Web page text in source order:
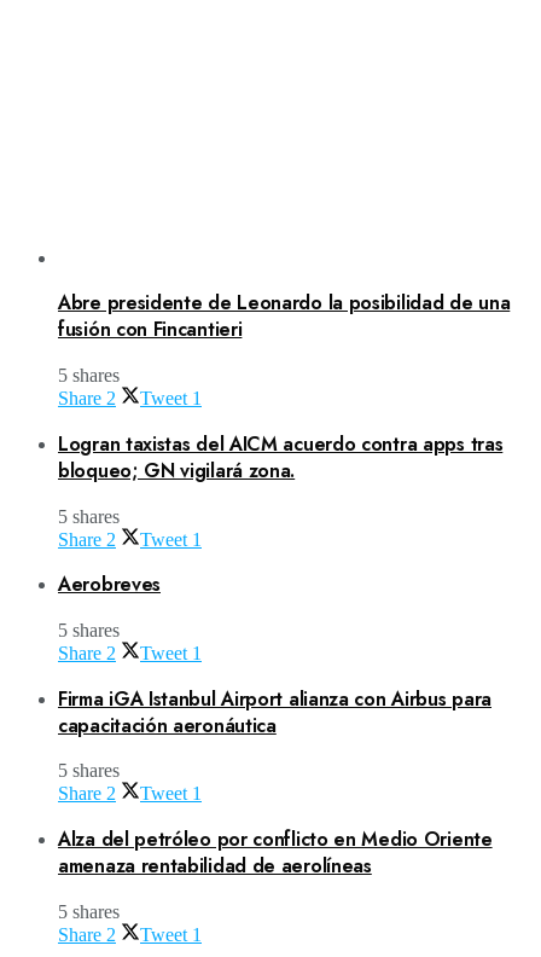
Abre presidente de Leonardo la posibilidad de una
fusión con Fincantieri
5 shares
Share 2 Tweet 1
Logran taxistas del AICM acuerdo contra apps tras
bloqueo; GN vigilará zona.
5 shares
Share 2 Tweet 1
Aerobreves
5 shares
Share 2 Tweet 1
Firma iGA Istanbul Airport alianza con Airbus para
capacitación aeronáutica
5 shares
Share 2 Tweet 1
Alza del petróleo por conflicto en Medio Oriente
amenaza rentabilidad de aerolíneas
5 shares
Share 2 Tweet 1